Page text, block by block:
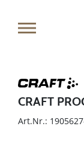
CRAFT
Art.Nr.: